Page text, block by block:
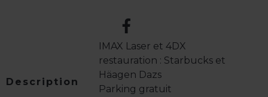
Description
IMAX Laser et 4DX
restauration : Starbucks et
Häagen Dazs
Parking gratuit